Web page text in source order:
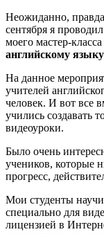
Неожиданно,
сентября я
моего мастер-
английскому
На данное
учителей
человек. И вот все
учились создавать
видеоуроки.
Было очень
учеников, которые
прогресс,
Мои студенты
специально для
лицензией в